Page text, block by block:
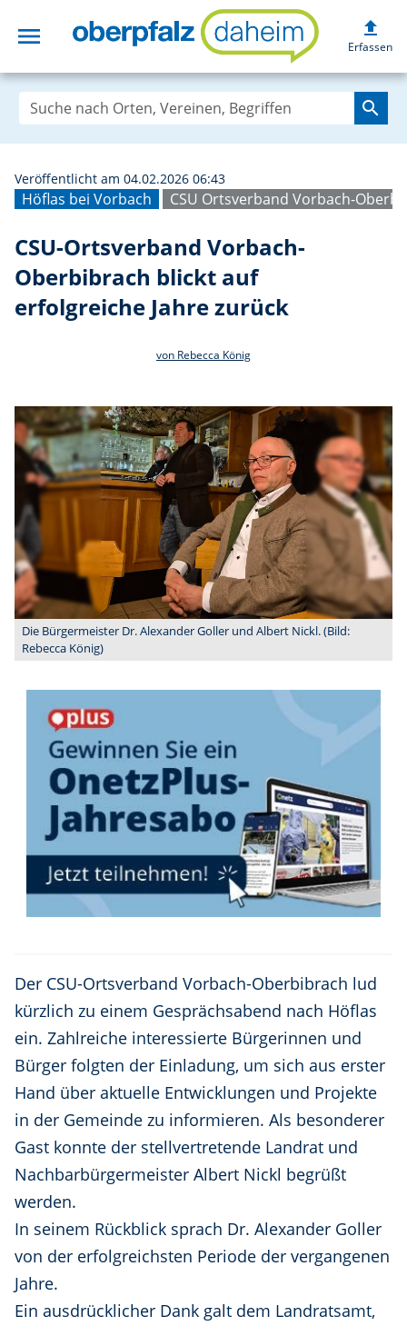
menu CSU-
upload
Erfassen
search
Höflas bei Vorbach CSU Ortsverband Vorbach-
Veröffentlicht am 04.02.2026 06:43
CSU-Ortsverband Vorbach-
Oberbibrach blickt auf
erfolgreiche Jahre zurück
von Rebecca König
Die Bürgermeister Dr. Alexander Goller und Albert Nickl. (Bild:
Rebecca König)
Der CSU-Ortsverband Vorbach-Oberbibrach lud
kürzlich zu einem Gesprächsabend nach Höflas
ein. Zahlreiche interessierte Bürgerinnen und
Bürger folgten der Einladung, um sich aus erster
Hand über aktuelle Entwicklungen und Projekte
in der Gemeinde zu informieren. Als besonderer
Gast konnte der stellvertretende Landrat und
Nachbarbürgermeister Albert Nickl begrüßt
werden.
In seinem Rückblick sprach Dr. Alexander Goller
von der erfolgreichsten Periode der vergangenen
Jahre.
Ein ausdrücklicher Dank galt dem Landratsamt,